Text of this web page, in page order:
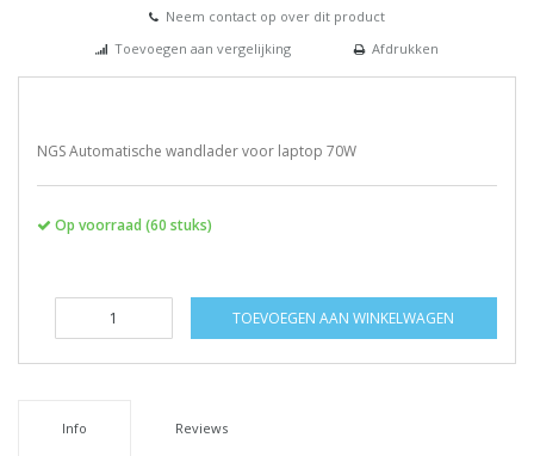
Neem contact op over dit product
Toevoegen aan vergelijking
Afdrukken
NGS Automatische wandlader voor laptop 70W
Op voorraad (60 stuks)
TOEVOEGEN AAN WINKELWAGEN
Info Reviews